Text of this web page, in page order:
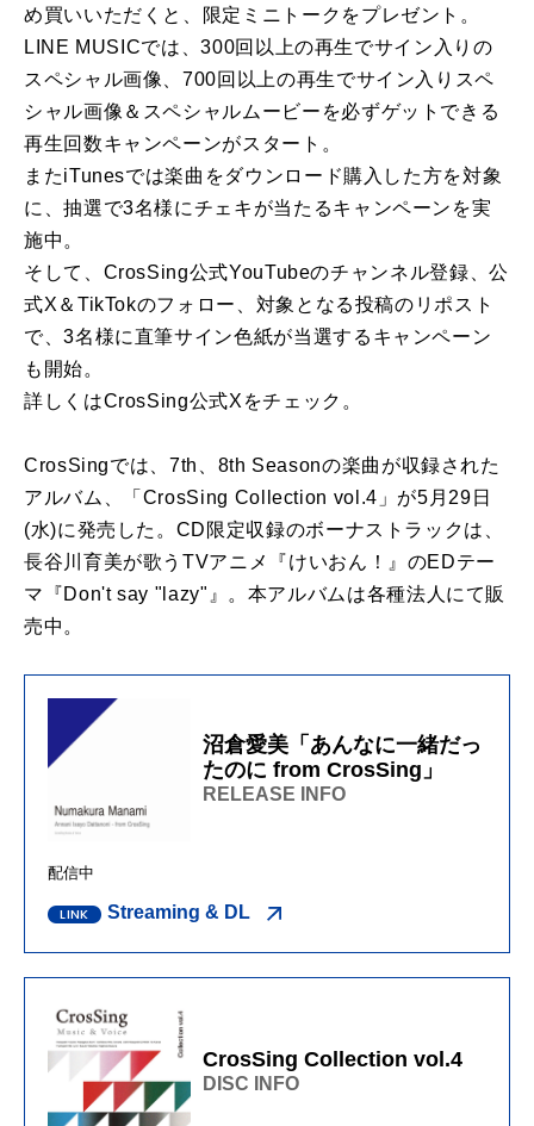
め買いいただくと、限定ミニトークをプレゼント。
LINE MUSICでは、300回以上の再生でサイン入りの
スペシャル画像、700回以上の再生でサイン入りスペ
シャル画像＆スペシャルムービーを必ずゲットできる
再生回数キャンペーンがスタート。
またiTunesでは楽曲をダウンロード購入した方を対象
に、抽選で3名様にチェキが当たるキャンペーンを実
施中。
そして、CrosSing公式YouTubeのチャンネル登録、公
式X＆TikTokのフォロー、対象となる投稿のリポスト
で、3名様に直筆サイン色紙が当選するキャンペーン
も開始。
詳しくはCrosSing公式Xをチェック。
CrosSingでは、7th、8th Seasonの楽曲が収録された
アルバム、「CrosSing Collection vol.4」が5月29日
(水)に発売した。CD限定収録のボーナストラックは、
長谷川育美が歌うTVアニメ『けいおん！』のEDテー
マ『Don't say "lazy"』。本アルバムは各種法人にて販
売中。
沼倉愛美「あんなに一緒だっ
たのに from CrosSing」
RELEASE INFO
配信中
Streaming & DL
CrosSing Collection vol.4
DISC INFO